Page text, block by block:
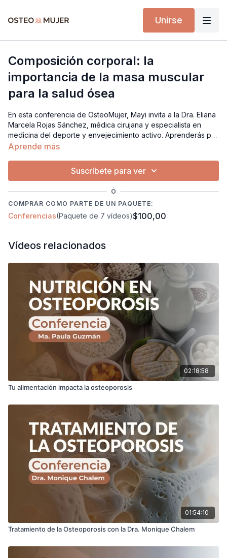
Unirse
Composición corporal: la
importancia de la masa muscular
para la salud ósea
En esta conferencia de OsteoMujer, Mayi invita a la Dra. Eliana
Marcela Rojas Sánchez, médica cirujana y especialista en
medicina del deporte y envejecimiento activo. Aprenderás por
qué la masa muscular es clave en el cuidado de la salud ósea,
estrategias puedes integrar para mejorar tu composición
corporal de forma segura y sostenida.
Aprende más
Suscríbete para ver
Ó
COMPRAR COMO PARTE DE UN PAQUETE:
Conferencias(Paquete de 7 vídeos)$100,00
Vídeos relacionados
02:18:58
Tu alimentación impacta la osteoporosis
01:54:10
Tratamiento de la Osteoporosis con la Dra. Monique Chalem